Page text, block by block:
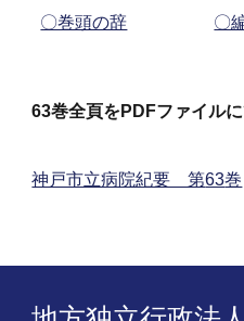
〇巻頭の辞 〇
63巻全頁をPDFファイル
神戸市立病院紀要 第63巻